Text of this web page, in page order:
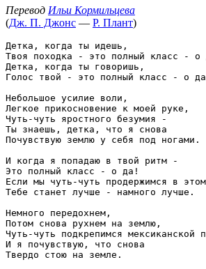
Перевод Ильи Кормильцева
(Дж. П. Джонс — Р. Плант)
Детка, когда ты идешь,
Твоя походка - это полный класс - о
Детка, когда ты говоришь,
Голос твой - это полный класс - о
Небольшое усилие воли,
Легкое прикосновение к моей руке,
Чуть-чуть яростного безумия -
Ты знаешь, детка, что я снова
Почувствую землю у себя под ногами.
И когда я попадаю в твой ритм -
Это полный класс - о да!
Если мы чуть-чуть продержимся в
Тебе станет лучше - намного лучше.
Немного передохнем,
Потом снова рухнем на землю,
Чуть-чуть подкрепимся мексиканской
И я почувствую, что снова
Твердо стою на земле.